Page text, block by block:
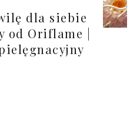
dla siebie
od Oriflame |